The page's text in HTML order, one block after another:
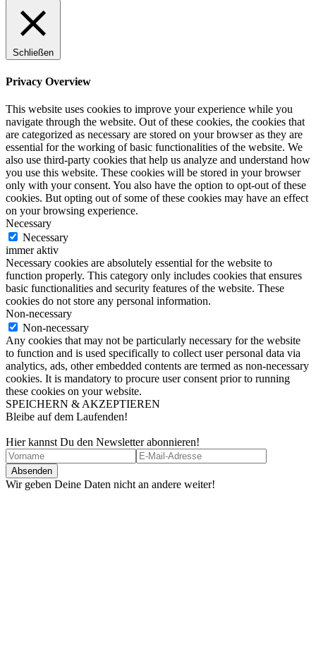
Schließen
Privacy Overview
This website uses cookies to improve your experience while you
navigate through the website. Out of these cookies, the cookies that
are categorized as necessary are stored on your browser as they are
essential for the working of basic functionalities of the website. We
also use third-party cookies that help us analyze and understand how
you use this website. These cookies will be stored in your browser
only with your consent. You also have the option to opt-out of these
cookies. But opting out of some of these cookies may have an effect
on your browsing experience.
Necessary
Necessary
immer aktiv
Necessary cookies are absolutely essential for the website to
function properly. This category only includes cookies that ensures
basic functionalities and security features of the website. These
cookies do not store any personal information.
Non-necessary
Non-necessary
Any cookies that may not be particularly necessary for the website
to function and is used specifically to collect user personal data via
analytics, ads, other embedded contents are termed as non-necessary
cookies. It is mandatory to procure user consent prior to running
these cookies on your website.
SPEICHERN & AKZEPTIEREN
Bleibe auf dem Laufenden!
Hier kannst Du den Newsletter abonnieren!
Wir geben Deine Daten nicht an andere weiter!